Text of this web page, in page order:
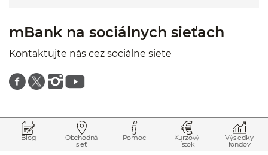
mBank na sociálnych sieťach
Kontaktujte nás cez sociálne siete
Znajdź nas na facebooku
Znajdź nas na twitterze
Znajdź nas na instagramie
Znajdź nas na youtube
Blog Obchodná
sieť
Pomoc Kurzový
lístok
Výsledky
fondov